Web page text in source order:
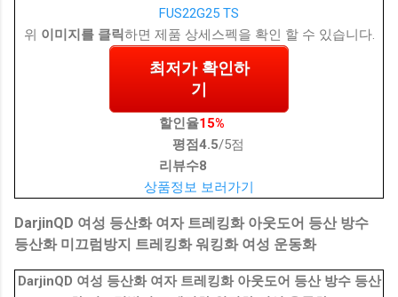
위 이미지를 클릭하면 제품 상세스펙을 확인 할 수 있습니다.
최저가 확인하
기
할인율15%
평점4.5/5점
리뷰수8
상품정보 보러가기
DarjinQD 여성 등산화 여자 트레킹화 아웃도어 등산 방수
등산화 미끄럼방지 트레킹화 워킹화 여성 운동화
DarjinQD 여성 등산화 여자 트레킹화 아웃도어 등산 방수 등산